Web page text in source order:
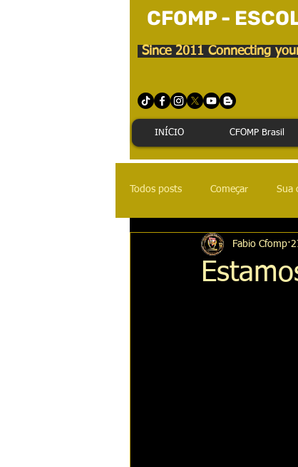
CFOMP -
Since 2011 Connecting
INÍCIO CFOMP Brasil
Todos posts Começar Sua
Fabio Cfomp